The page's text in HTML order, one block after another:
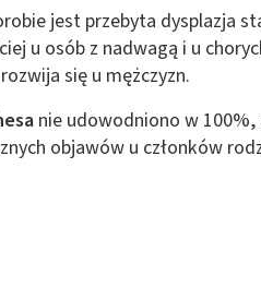
jest przebyta dysplazja
u osób z nadwagą i u
się u mężczyzn.
nie udowodniono w
objawów u członków
danych z różnych źródeł
treści